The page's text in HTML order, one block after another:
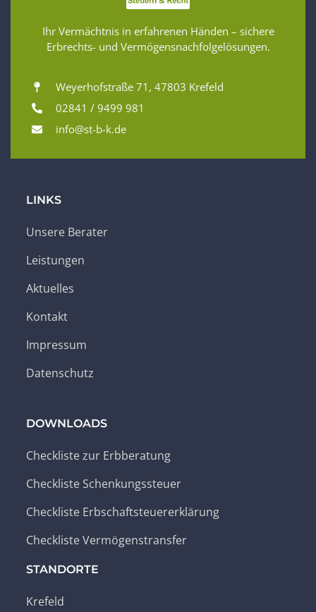
Ihr Vermächtnis in erfahrenen Händen – sichere
Erbrechts- und Vermögensnachfolgelösungen.
Weyerhofstraße 71, 47803 Krefeld
02841 / 9499 981
info@st-b-k.de
LINKS
Unsere Berater
Leistungen
Aktuelles
Kontakt
Impressum
Datenschutz
DOWNLOADS
Checkliste zur Erbberatung
Checkliste Schenkungssteuer
Checkliste Erbschaftsteuererklärung
Checkliste Vermögenstransfer
STANDORTE
Krefeld